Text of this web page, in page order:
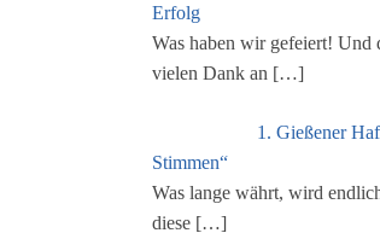
Erfolg
Was haben wir gefeiert! Und
vielen Dank an […]
1. Gießener
Stimmen“
Was lange währt, wird
diese […]